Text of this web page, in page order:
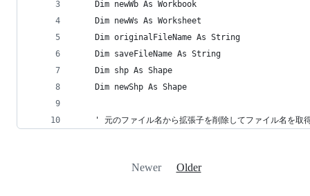
    Dim newWb As Workbook
    Dim newWs As Worksheet
    Dim originalFileName As String
    Dim saveFileName As String
    Dim shp As Shape
    Dim newShp As Shape
' 元のファイル名から拡張子を削除してファイル名を取
Newer Older